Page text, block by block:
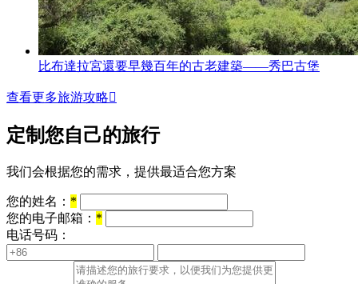
比布達拉宮還要早幾百年的古老建築——秀巴古堡
查看更多旅游攻略
定制您自己的旅行
我们会根据您的需求，提供最适合您方案
您的姓名： *
您的电子邮箱： *
电话号码：